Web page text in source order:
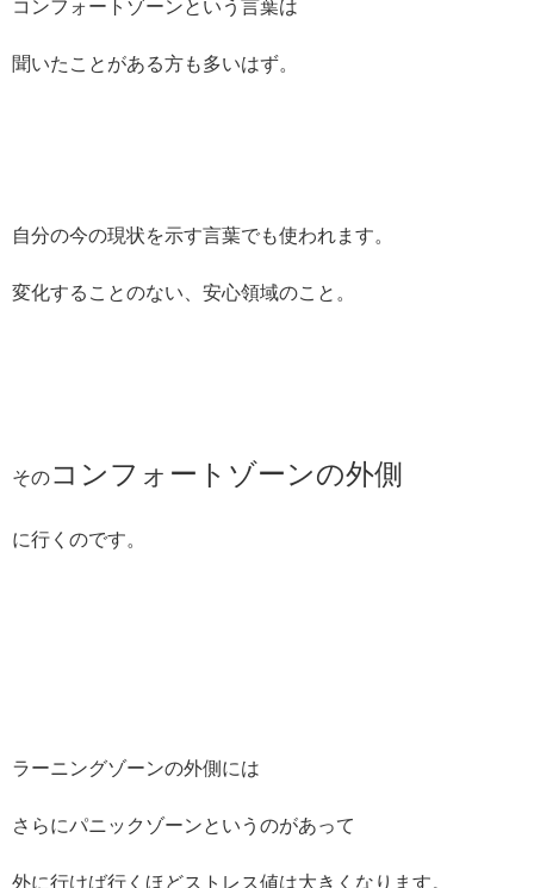
コンフォートゾーンという言葉は
聞いたことがある方も多いはず。
自分の今の現状を示す言葉でも使われます。
変化することのない、安心領域のこと。
そのコンフォートゾーンの外側
に行くのです。
ラーニングゾーンの外側には
さらにパニックゾーンというのがあって
外に行けば行くほどストレス値は大きくなります。